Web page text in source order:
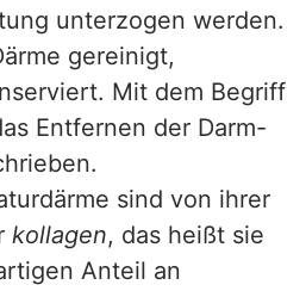
unterzogen werden.
gereinigt,
Mit dem Begriff
Entfernen der Darm-
sind von ihrer
kollagen, das heißt sie
Anteil an